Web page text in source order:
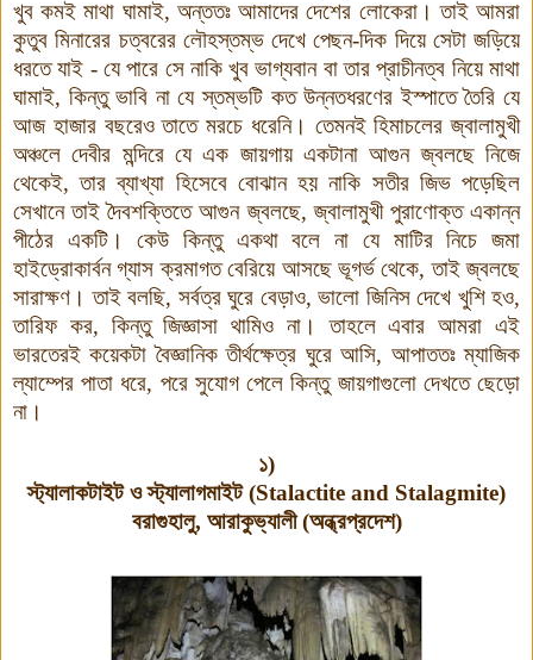
খুব কমই মাথা ঘামাই, অন্ততঃ আমাদের দেশের লোকেরা। তাই আমরা
কুতুব মিনারের চত্বরের লৌহস্তম্ভ দেখে পেছন-দিক দিয়ে সেটা জড়িয়ে
ধরতে যাই - যে পারে সে নাকি খুব ভাগ্যবান বা তার প্রাচীনত্ব নিয়ে মাথা
ঘামাই, কিন্তু ভাবি না যে স্তম্ভটি কত উন্নতধরণের ইস্পাতে তৈরি যে
আজ হাজার বছরেও তাতে মরচে ধরেনি। তেমনই হিমাচলের জ্বালামুখী
অঞ্চলে দেবীর মন্দিরে যে এক জায়গায় একটানা আগুন জ্বলছে নিজে
থেকেই, তার ব্যাখ্যা হিসেবে বোঝান হয় নাকি সতীর জিভ পড়েছিল
সেখানে তাই দৈবশক্তিতে আগুন জ্বলছে, জ্বালামুখী পুরাণোক্ত একান্ন
পীঠের একটি। কেউ কিন্তু একথা বলে না যে মাটির নিচে জমা
হাইড্রোকার্বন গ্যাস ক্রমাগত বেরিয়ে আসছে ভূগর্ভ থেকে, তাই জ্বলছে
সারাক্ষণ। তাই বলছি, সর্বত্র ঘুরে বেড়াও, ভালো জিনিস দেখে খুশি হও,
তারিফ কর, কিন্তু জিজ্ঞাসা থামিও না। তাহলে এবার আমরা এই
ভারতেরই কয়েকটা বৈজ্ঞানিক তীর্থক্ষেত্র ঘুরে আসি, আপাততঃ ম্যাজিক
ল্যাম্পের পাতা ধরে, পরে সুযোগ পেলে কিন্তু জায়গাগুলো দেখতে ছেড়ো
না।
১)
স্ট্যালাকটাইট ও স্ট্যালাগমাইট (Stalactite and Stalagmite)
বরাগুহালু, আরাকুভ্যালী (অন্ধ্রপ্রদেশ)